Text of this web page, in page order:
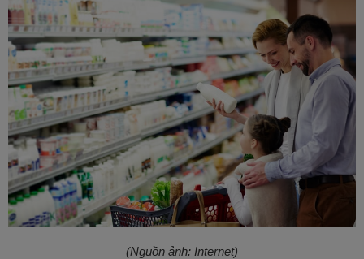
(Nguồn ảnh: Internet)